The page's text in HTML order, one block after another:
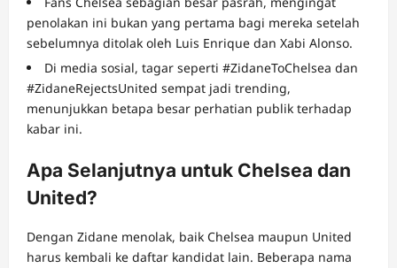
penolakan ini bukan yang pertama bagi mereka setelah
sebelumnya ditolak oleh Luis Enrique dan Xabi Alonso.
Di media sosial, tagar seperti #ZidaneToChelsea dan
#ZidaneRejectsUnited sempat jadi trending,
menunjukkan betapa besar perhatian publik terhadap
kabar ini.
Apa Selanjutnya untuk Chelsea dan
United?
Dengan Zidane menolak, baik Chelsea maupun United
harus kembali ke daftar kandidat lain. Beberapa nama